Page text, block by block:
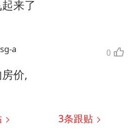
来了
a 0
价,
3条跟贴